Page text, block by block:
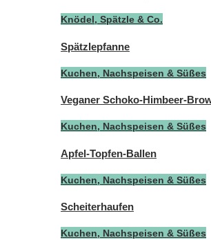
Knödel, Spätzle & Co.
Spätzlepfanne
Kuchen, Nachspeisen & Süßes
Veganer Schoko-Himbeer-
Kuchen, Nachspeisen & Süßes
Apfel-Topfen-Ballen
Kuchen, Nachspeisen & Süßes
Scheiterhaufen
Kuchen, Nachspeisen & Süßes